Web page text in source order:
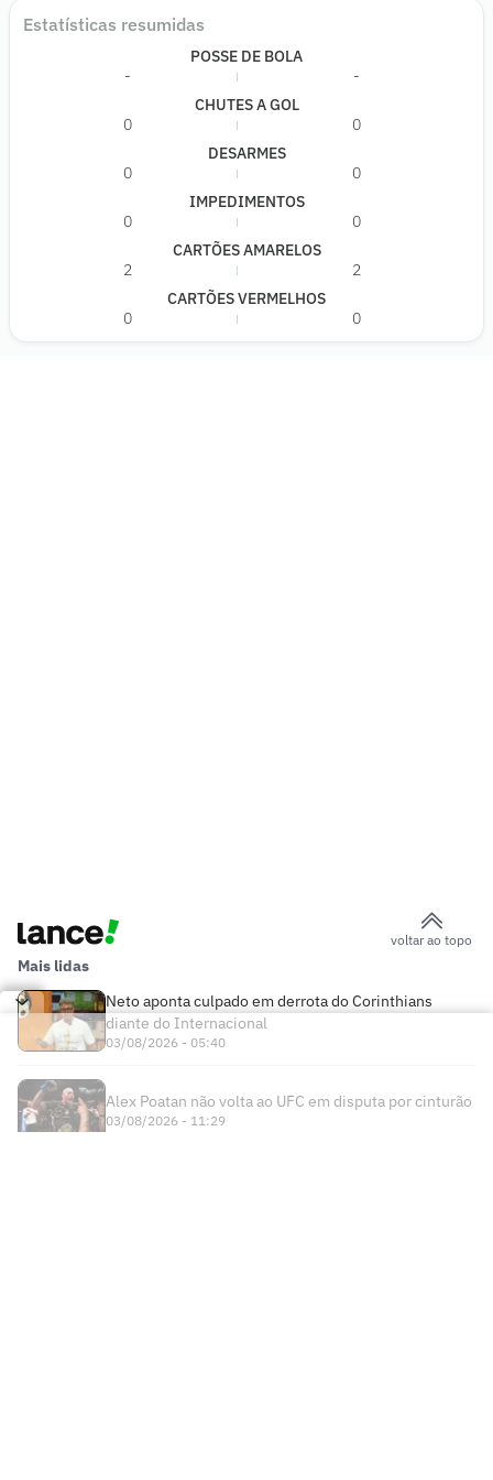
Estatísticas resumidas
POSSE DE BOLA
-
-
CHUTES A GOL
0
0
DESARMES
0
0
IMPEDIMENTOS
0
0
CARTÕES AMARELOS
2
2
CARTÕES VERMELHOS
0
0
voltar ao topo
Mais lidas
Neto aponta culpado em derrota do Corinthians
diante do Internacional
03/08/2026 - 05:40
Alex Poatan não volta ao UFC em disputa por cinturão
03/08/2026 - 11:29